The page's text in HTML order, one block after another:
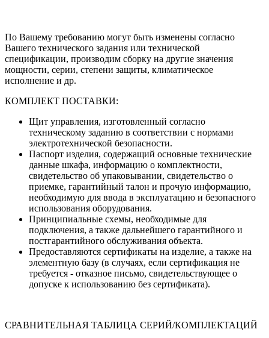
По Вашему требованию могут быть изменены согласно
Вашего технического задания или технической
спецификации, производим сборку на другие значения
мощности, серии, степени защиты, климатическое
исполнение и др.
КОМПЛЕКТ ПОСТАВКИ:
Щит управления, изготовленный согласно
техническому заданию в соответствии с нормами
электротехнической безопасности.
Паспорт изделия, содержащий основные технические
данные шкафа, информацию о комплектности,
свидетельство об упаковывании, свидетельство о
приемке, гарантийный талон и прочую информацию,
необходимую для ввода в эксплуатацию и безопасного
использования оборудования.
Принципиальные схемы, необходимые для
подключения, а также дальнейшего гарантийного и
постгарантийного обслуживания объекта.
Предоставляются сертификаты на изделие, а также на
элементную базу (в случаях, если сертификация не
требуется - отказное письмо, свидетельствующее о
допуске к использованию без сертификата).
СРАВНИТЕЛЬНАЯ ТАБЛИЦА СЕРИЙ/КОМПЛЕКТАЦИЙ